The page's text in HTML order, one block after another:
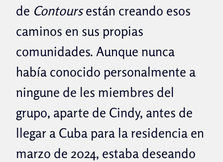
de Contoursestán creando esos
caminos en sus propias
comunidades. Aunque nunca
había conocido personalmente a
ningune de les miembres del
grupo, aparte de Cindy, antes de
llegar a Cuba para la residencia en
marzo de 2024, estaba deseando